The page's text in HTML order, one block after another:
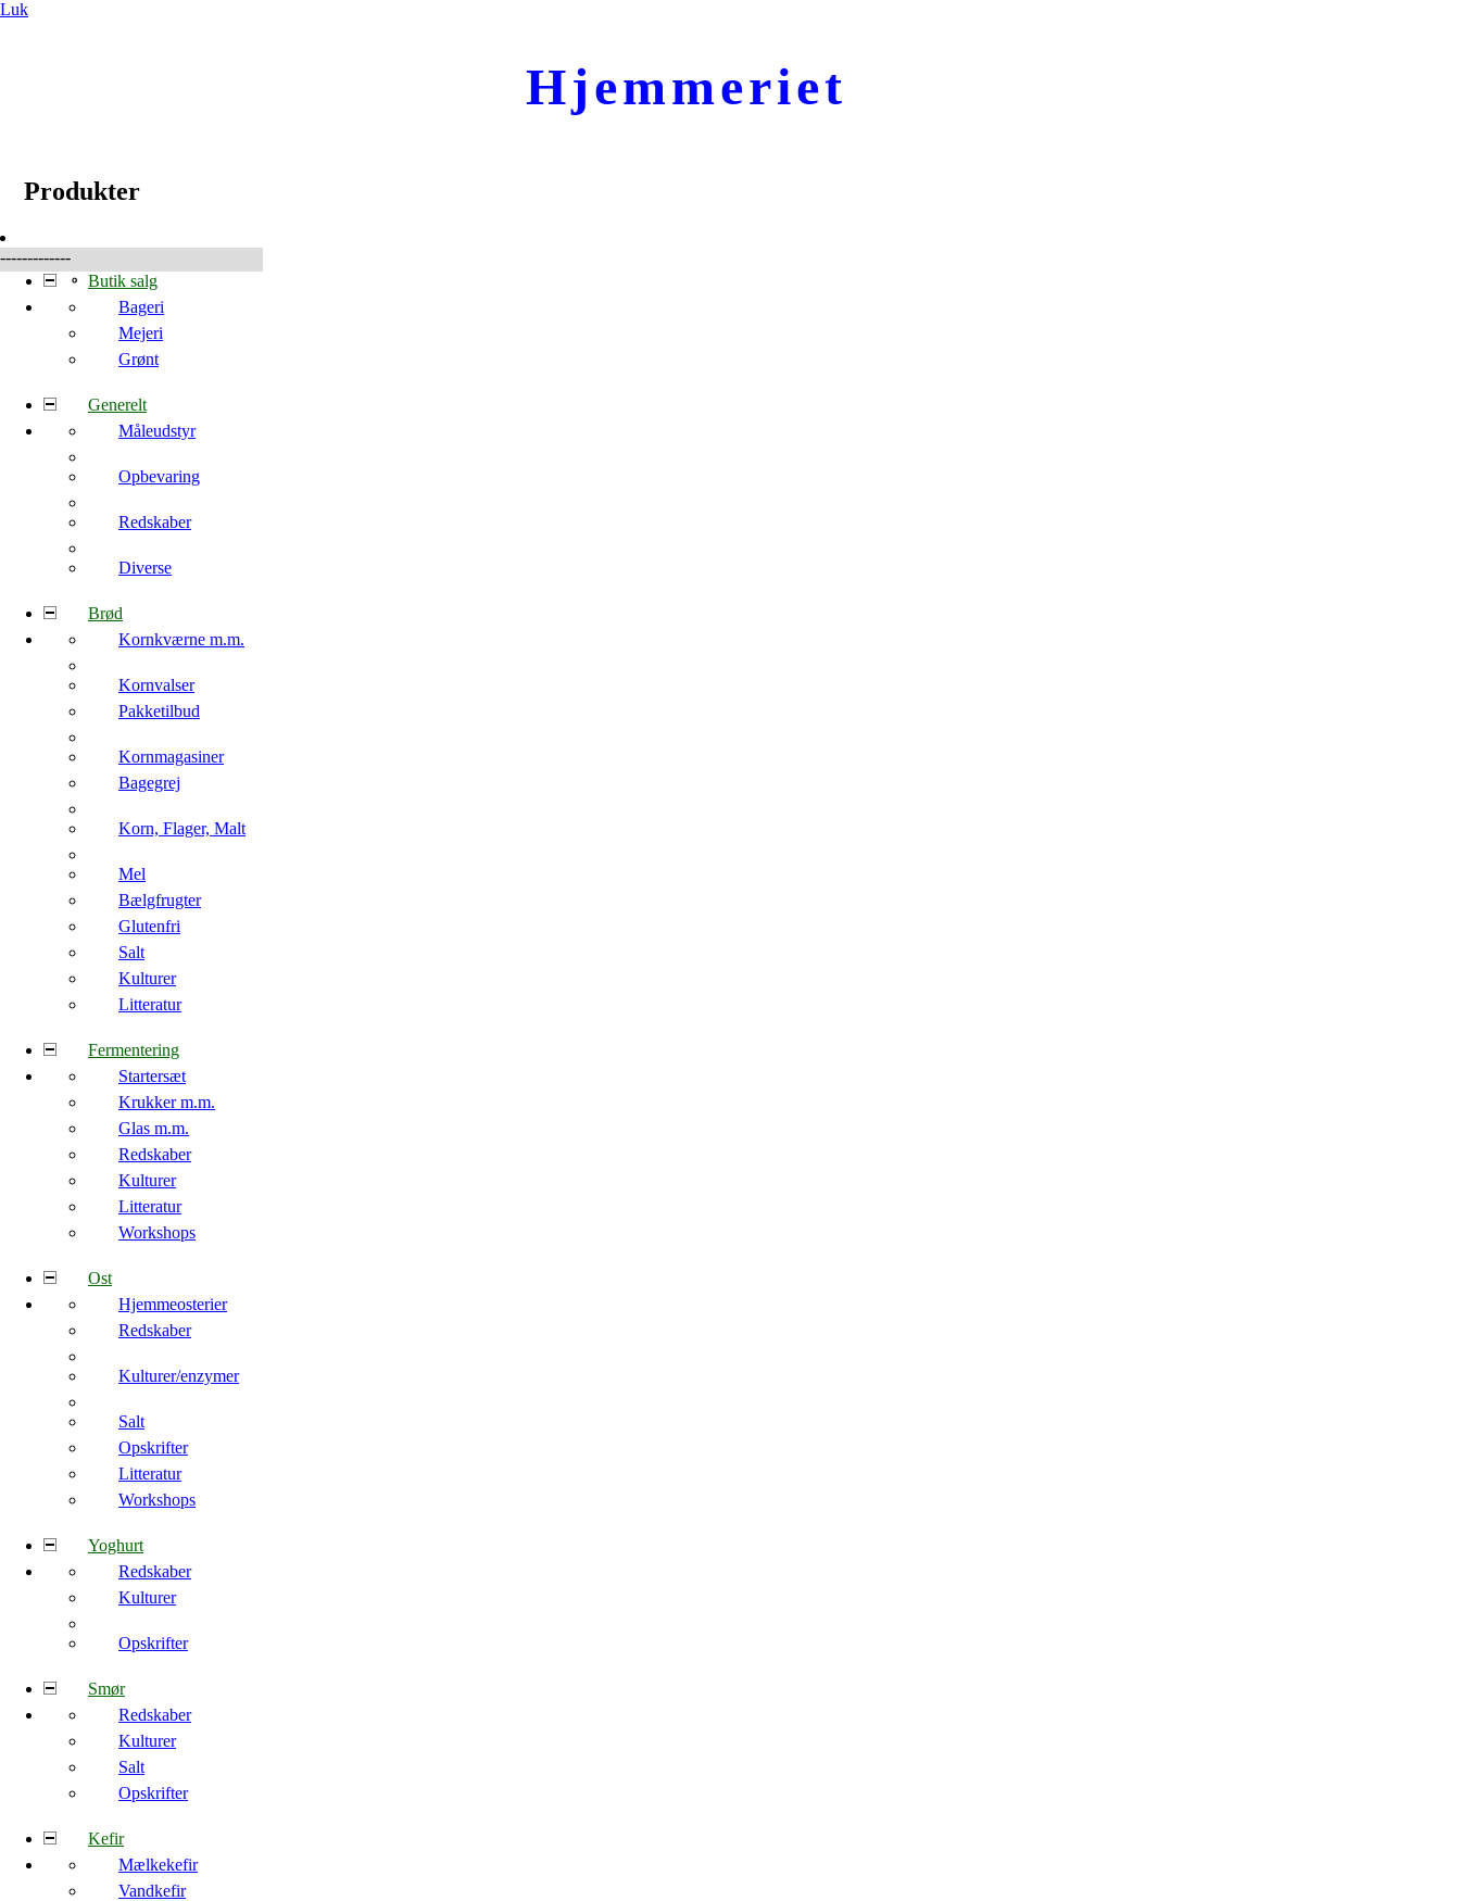
Luk
Hjemmeriet
Produkter
-------------
Butik salg
Bageri
Mejeri
Grønt
Generelt
Måleudstyr
Opbevaring
Redskaber
Diverse
Brød
Kornkværne m.m.
Kornvalser
Pakketilbud
Kornmagasiner
Bagegrej
Korn, Flager, Malt
Mel
Bælgfrugter
Glutenfri
Salt
Kulturer
Litteratur
Fermentering
Startersæt
Krukker m.m.
Glas m.m.
Redskaber
Kulturer
Litteratur
Workshops
Ost
Hjemmeosterier
Redskaber
Kulturer/enzymer
Salt
Opskrifter
Litteratur
Workshops
Yoghurt
Redskaber
Kulturer
Opskrifter
Smør
Redskaber
Kulturer
Salt
Opskrifter
Kefir
Mælkekefir
Vandkefir